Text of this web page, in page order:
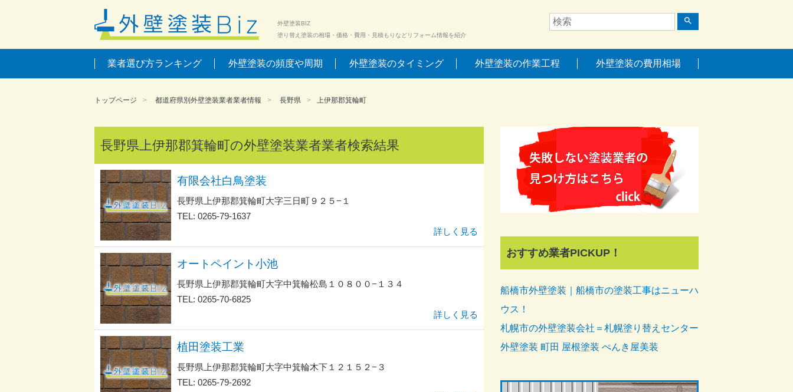
外壁塗装BIZ
塗り替え塗装の相場・価格・費用・見積もりなどリフォーム情報を紹介
search
業者選び方ランキング 外壁塗装の頻度や周期 外壁塗装のタイミング 外壁塗装の作業工程 外壁塗装の費用相場
トップページ 都道府県別外壁塗装業者業者情報 長野県 上伊那郡箕輪町
長野県上伊那郡箕輪町の外壁塗装業者業者検索結果
有限会社白鳥塗装
長野県上伊那郡箕輪町大字三日町９２５−１
TEL: 0265-79-1637
詳しく見る
オートペイント小池
長野県上伊那郡箕輪町大字中箕輪松島１０８００−１３４
TEL: 0265-70-6825
詳しく見る
植田塗装工業
長野県上伊那郡箕輪町大字中箕輪木下１２１５２−３
TEL: 0265-79-2692
おすすめ業者PICKUP！
船橋市外壁塗装｜船橋市の塗装工事はニューハ
ウス！
札幌市の外壁塗装会社＝札幌塗り替えセンター
外壁塗装 町田 屋根塗装 ぺんき屋美装